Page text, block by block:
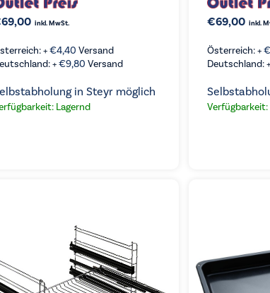
69,00 inkl. MwSt.
+€4,40 Versand
+€9,80 Versand
in Steyr möglich
Lagernd
€69,00 inkl.
Österreich: +€
Deutschland: +
Verfügbarkeit: